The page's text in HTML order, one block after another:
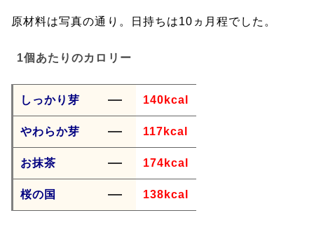
原材料は写真の通り。日持ちは10ヵ月程でした。
1個あたりのカロリー
しっかり芽 140kcal
やわらか芽 117kcal
お抹茶 174kcal
桜の国 138kcal